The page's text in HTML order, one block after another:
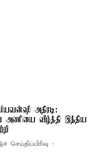
அதிரடி:
அணியை வீழ்த்தி இந்திய
செய்திப்பிரிவு